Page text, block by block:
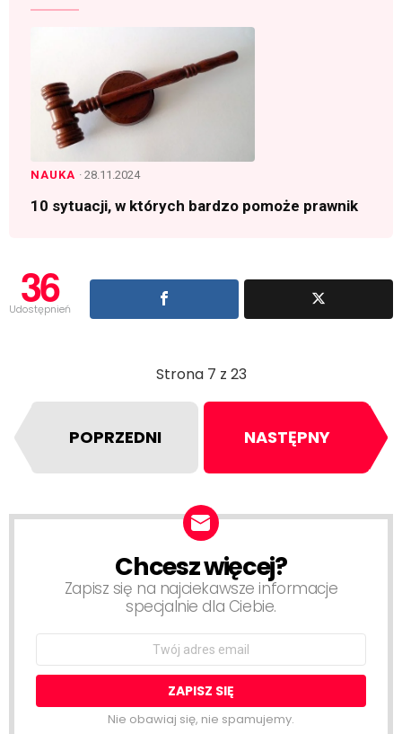
NAUKA · 28.11.2024
10 sytuacji, w których bardzo pomoże prawnik
36
Udostępnień
Strona 7 z 23
POPRZEDNI NASTĘPNY
NEWSLETTERChcesz więcej?
Zapisz się na najciekawsze informacje
specjalnie dla Ciebie.
Email
Nie obawiaj się, nie spamujemy.